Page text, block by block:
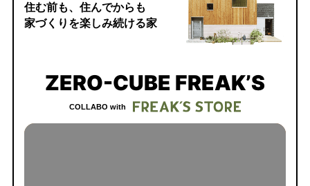
住む前も、住んでからも
家づくりを楽しみ続ける家
ZERO-CUBE FREAK’S
COLLABO with